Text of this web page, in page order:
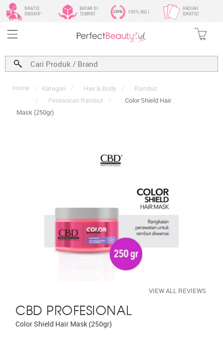
GRATIS
ONGKIR*
BAYAR DI
TEMPAT
100% ASLI
HADIAH
GRATIS!
Home / Kategori / Hair & Body /
Rambut
/
Perawatan Rambut /
Color Shield Hair
Mask (250gr)
CBD PROFESIONAL
Color Shield Hair Mask (250gr)
VIEW ALL REVIEWS